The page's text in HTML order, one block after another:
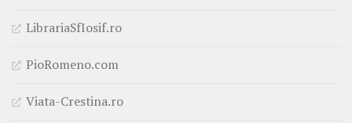
LibrariaSfIosif.ro
PioRomeno.com
Viata-Crestina.ro